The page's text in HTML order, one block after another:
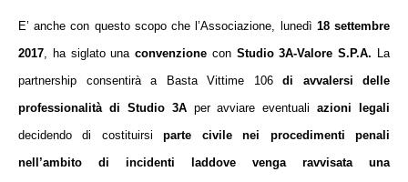
E’ anche con questo scopo che l’Associazione, lunedì 18 settembre
2017, ha siglato unaconvenzione con Studio 3A-Valore S.P.A. La
partnership consentirà a Basta Vittime 106 di avvalersi delle
professionalità di Studio 3A per avviare eventuali azioni legali
decidendo di costituirsi parte civile nei procedimenti penali
nell’ambito di incidenti laddove venga ravvisata una